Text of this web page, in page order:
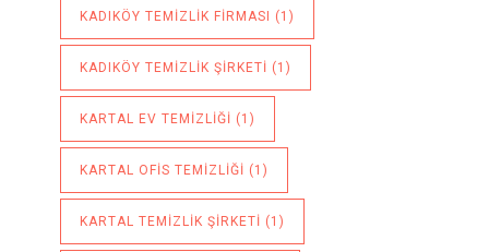
KADIKÖY TEMIZLIK FIRMASI (1)
KADIKÖY TEMIZLIK ŞIRKETI (1)
KARTAL EV TEMIZLIĞI (1)
KARTAL OFIS TEMIZLIĞI (1)
KARTAL TEMIZLIK ŞIRKETI (1)